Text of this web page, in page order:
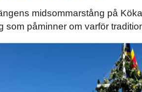
midsommarstång på
som påminner om varför